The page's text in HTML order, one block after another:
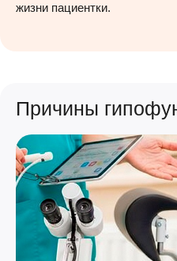
жизни пациентки.
Причины